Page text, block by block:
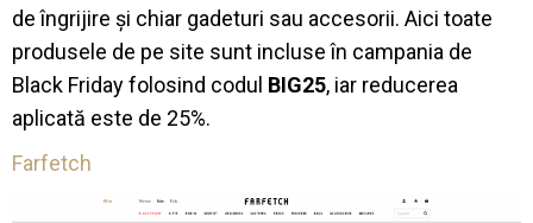
de îngrijire și chiar gadeturi sau accesorii. Aici toate
produsele de pe site sunt incluse în campania de
Black Friday folosind codul BIG25, iar reducerea
aplicată este de 25%.
Farfetch